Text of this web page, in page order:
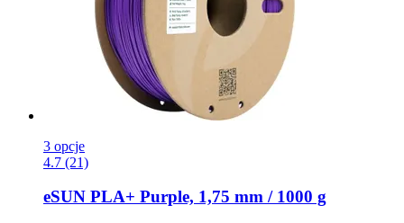
3 opcje
4.7 (21)
eSUN PLA+ Purple, 1,75 mm / 1000 g